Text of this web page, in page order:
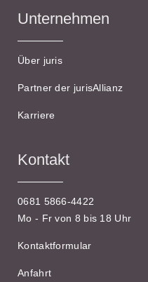
Unternehmen
Über juris
Partner der jurisAllianz
Karriere
Kontakt
0681 5866-4422
Mo - Fr von 8 bis 18 Uhr
Kontaktformular
Anfahrt